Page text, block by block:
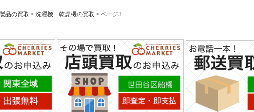
品の買取 > 洗濯機・乾燥機の買取 > ページ3